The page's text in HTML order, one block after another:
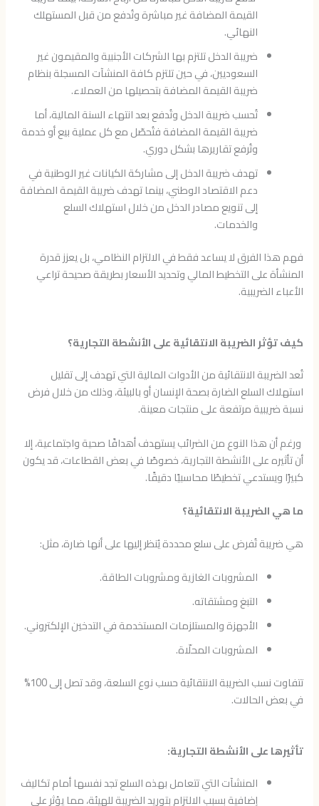
القيمة المضافة غير مباشرة وتُدفع من قبل المستهلك
النهائي.
ضريبة الدخل تلتزم بها الشركات الأجنبية والمقيمون غير
السعوديين، في حين تلتزم كافة المنشآت المسجلة بنظام
ضريبة القيمة المضافة بتحصيلها من العملاء.
تُحسب ضريبة الدخل وتُدفع بعد انتهاء السنة المالية، أما
ضريبة القيمة المضافة فتُحصّل مع كل عملية بيع أو خدمة
وتُرفع تقاريرها بشكل دوري.
تهدف ضريبة الدخل إلى مشاركة الكيانات غير الوطنية في
دعم الاقتصاد الوطني، بينما تهدف ضريبة القيمة المضافة
إلى تنويع مصادر الدخل من خلال استهلاك السلع
والخدمات.
فهم هذا الفرق لا يساعد فقط في الالتزام النظامي، بل يعزز قدرة
المنشأة على التخطيط المالي وتحديد الأسعار بطريقة صحيحة تراعي
الأعباء الضريبية.
كيف تؤثر الضريبة الانتقائية على الأنشطة التجارية؟
تُعد الضريبة الانتقائية من الأدوات المالية التي تهدف إلى تقليل
استهلاك السلع الضارة بصحة الإنسان أو بالبيئة، وذلك من خلال فرض
نسبة ضريبية مرتفعة على منتجات معينة.
ورغم أن هذا النوع من الضرائب يستهدف أهدافًا صحية واجتماعية، إلا
أن تأثيره على الأنشطة التجارية، خصوصًا في بعض القطاعات، قد يكون
كبيرًا ويستدعي تخطيطًا محاسبيًا دقيقًا.
ما هي الضريبة الانتقائية؟
هي ضريبة تُفرض على سلع محددة يُنظر إليها على أنها ضارة، مثل:
المشروبات الغازية ومشروبات الطاقة.
التبغ ومشتقاته.
الأجهزة والمستلزمات المستخدمة في التدخين الإلكتروني.
المشروبات المحلّاة.
تتفاوت نسب الضريبة الانتقائية حسب نوع السلعة، وقد تصل إلى 100%
في بعض الحالات.
تأثيرها على الأنشطة التجارية:
المنشآت التي تتعامل بهذه السلع تجد نفسها أمام تكاليف
إضافية بسبب الالتزام بتوريد الضريبة للهيئة، مما يؤثر على